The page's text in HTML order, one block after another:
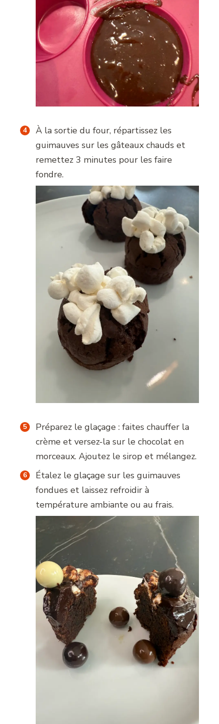
À la sortie du four, répartissez les
guimauves sur les gâteaux chauds et
remettez 3 minutes pour les faire
fondre.
Préparez le glaçage : faites chauffer la
crème et versez-la sur le chocolat en
morceaux. Ajoutez le sirop et mélangez.
Étalez le glaçage sur les guimauves
fondues et laissez refroidir à
température ambiante ou au frais.